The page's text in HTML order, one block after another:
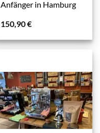
Anfänger in Hamburg
150,90€